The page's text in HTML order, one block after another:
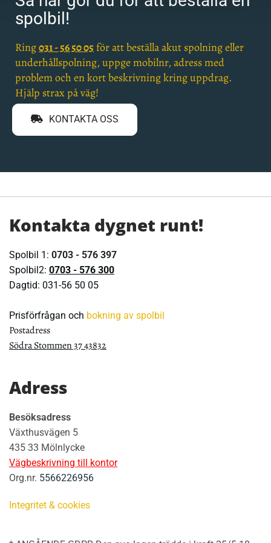
spolbil!
Ring031 - 56 50 05 för att beställa akut spolning eller
underhållspolning, uppge mobilnr, adress med
problem och en kort beskrivning kring uppdrag.
Hjälp strax på väg!
KONTAKTA OSS
Kontakta dygnet runt!
Spolbil 1: 0703 - 576 397
Spolbil2: 0703 - 576 300
Dagtid: 031-56 50 05
Prisförfrågan och bokning av spolbil
Postadress
Södra Stommen 37 43832
Adress
Besöksadress
Växthusvägen 5
435 33 Mölnlycke
Vägbeskrivning till kontor
Org.nr. 5566226956
Integritet & cookies